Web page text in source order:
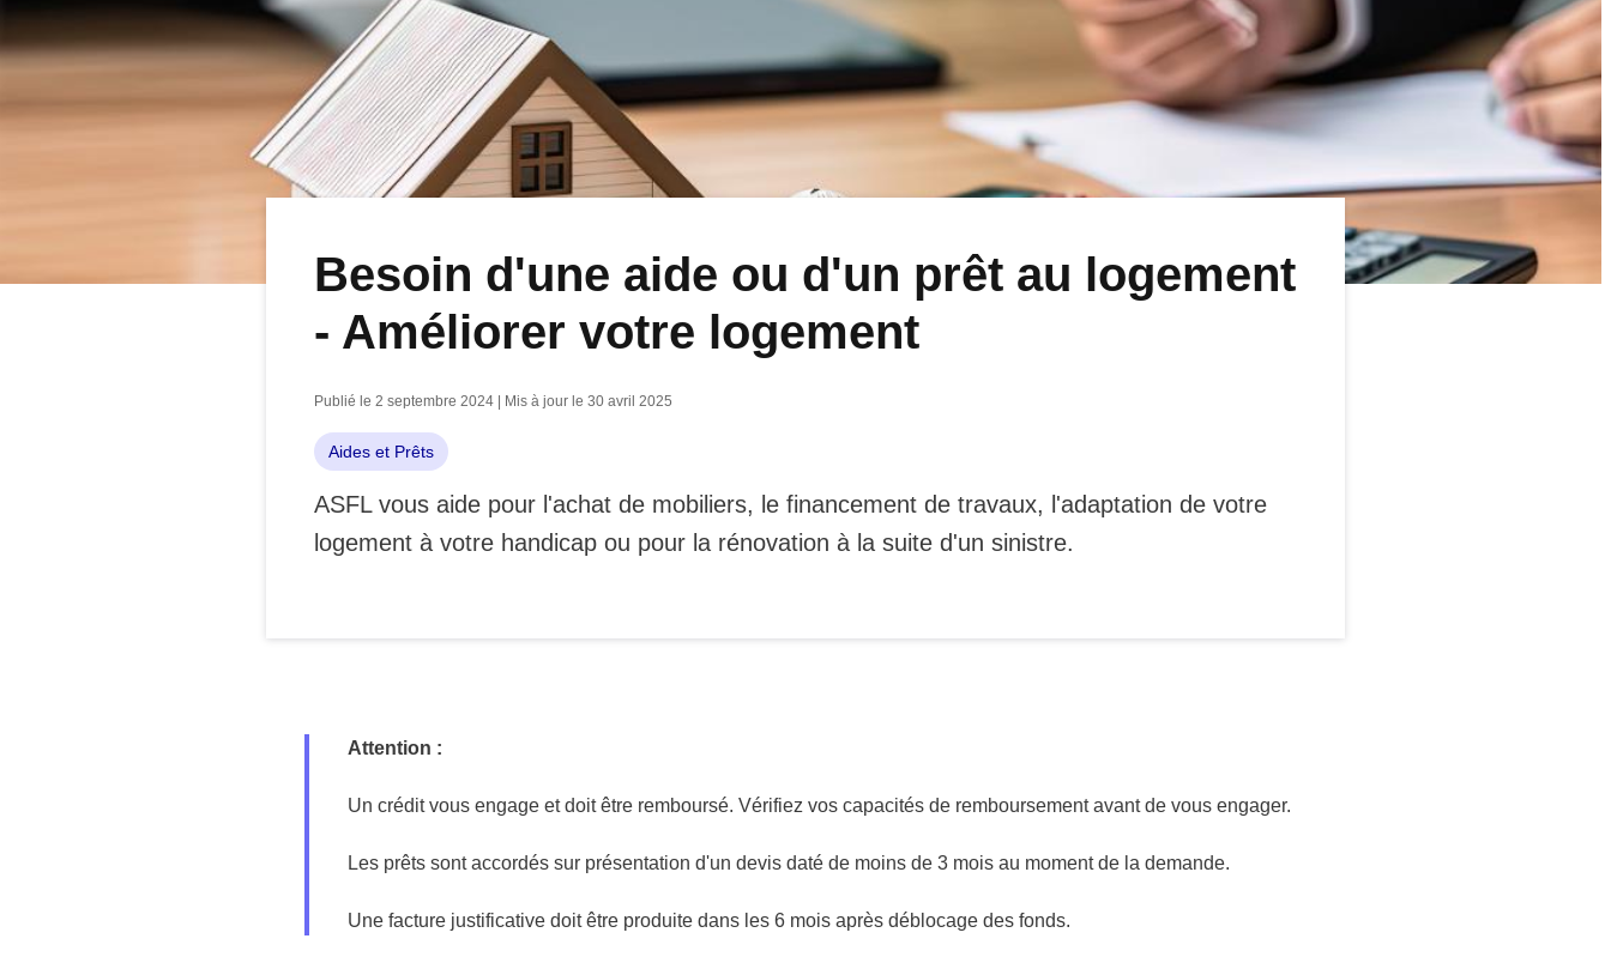
Besoin d'une aide ou d'un prêt au logement
- Améliorer votre logement
Publié le 2 septembre 2024 | Mis à jour le 30 avril 2025
Aides et Prêts
ASFL vous aide pour l'achat de mobiliers, le financement de travaux, l'adaptation de votre
logement à votre handicap ou pour la rénovation à la suite d'un sinistre.
Attention :
Un crédit vous engage et doit être remboursé. Vérifiez vos capacités de remboursement avant de vous engager.
Les prêts sont accordés sur présentation d'un devis daté de moins de 3 mois au moment de la demande.
Une facture justificative doit être produite dans les 6 mois après déblocage des fonds.